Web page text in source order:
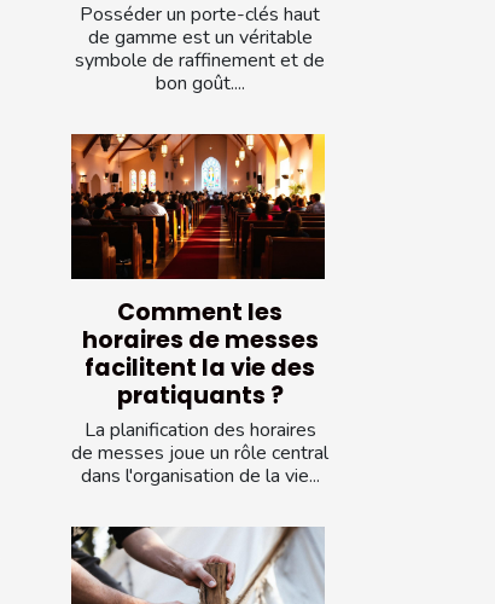
Posséder un porte-clés haut
de gamme est un véritable
symbole de raffinement et de
bon goût....
Comment les
horaires de messes
facilitent la vie des
pratiquants ?
La planification des horaires
de messes joue un rôle central
dans l'organisation de la vie...